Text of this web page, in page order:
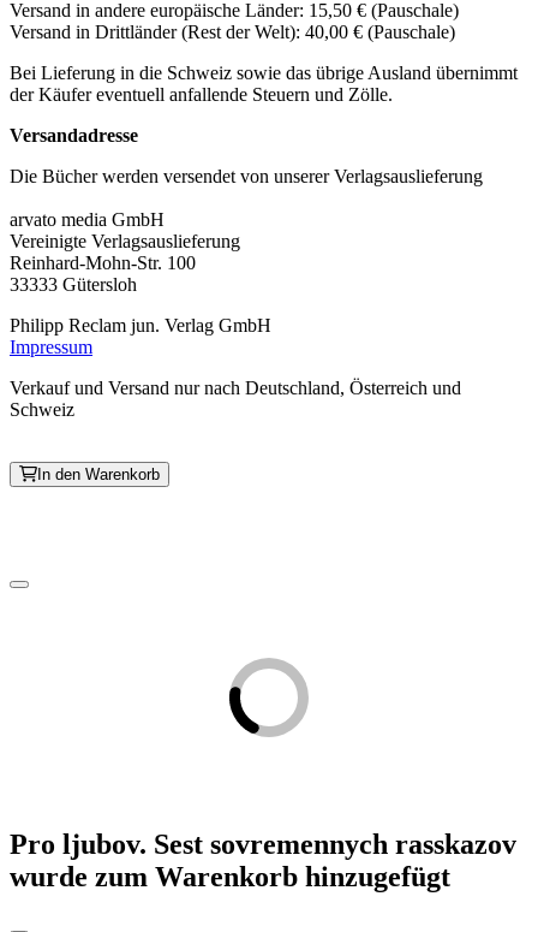
Versand in andere europäische Länder: 15,50 € (Pauschale)
Versand in Drittländer (Rest der Welt): 40,00 € (Pauschale)
Bei Lieferung in die Schweiz sowie das übrige Ausland übernimmt
der Käufer eventuell anfallende Steuern und Zölle.
Versandadresse
Die Bücher werden versendet von unserer Verlagsauslieferung
arvato media GmbH
Vereinigte Verlagsauslieferung
Reinhard-Mohn-Str. 100
33333 Gütersloh
Philipp Reclam jun. Verlag GmbH
Impressum
Verkauf und Versand nur nach Deutschland, Österreich und
Schweiz
In den Warenkorb
Pro ljubov. Sest sovremennych rasskazov
wurde zum Warenkorb hinzugefügt